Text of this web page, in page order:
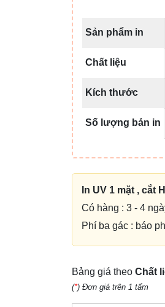
Sản phẩm in
Chất liệu
Kích thước
Số lượng bản in
In UV 1 mặt , cắt
Có hàng : 3 - 4
Phí ba gác : báo
Bảng giá theo Chất
(*) Đơn giá trên 1 tấm